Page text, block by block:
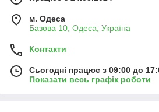
м. Одеса
Базова 10, Одеса, Україна
Контакти
Сьогодні працює з 09:00 до
Показати весь графік роботи